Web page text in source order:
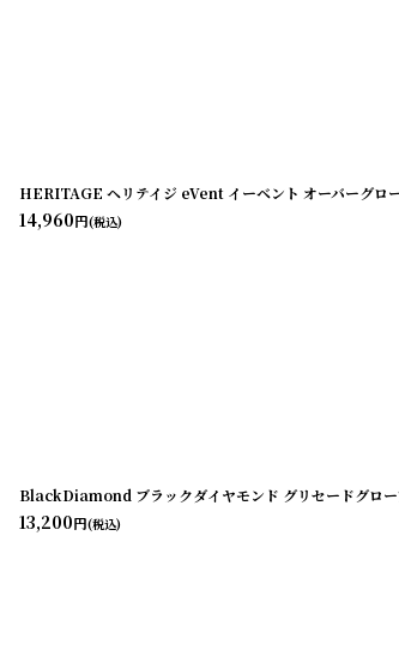
HERITAGE ヘリテイジ eVent イーベント オーバーグロ
14,960円(税込)
BlackDiamond ブラックダイヤモンド グリセードグロ
13,200円(税込)